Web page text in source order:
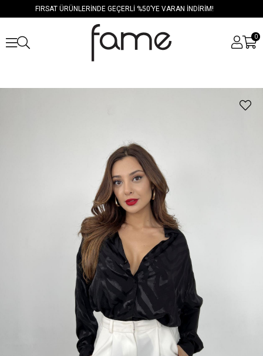
FIRSAT ÜRÜNLERİNDE GEÇERLİ %50’YE VARAN İNDİRİM!
0